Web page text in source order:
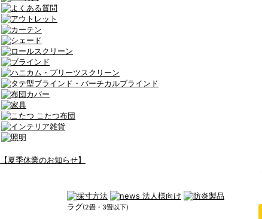
【夏季休業のお知らせ】
ラグ(2畳・3畳以下)